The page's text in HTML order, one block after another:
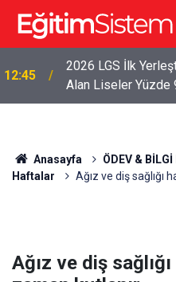
12:45
2026 LGS İlk
Alan Liseler Yüzde
Anasayfa ÖDEV & BİLGİ
Haftalar
Ağız ve diş sağlığı
Ağız ve diş